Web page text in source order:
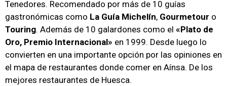
Tenedores. Recomendado por más de 10 guías
gastronómicas como La Guía Michelín, Gourmetour o
Touring. Además de 10 galardones como el «Plato de
Oro, Premio Internacional» en 1999. Desde luego lo
convierten en una importante opción por las opiniones en
el mapa de restaurantes donde comer en Aínsa. De los
mejores restaurantes de Huesca.